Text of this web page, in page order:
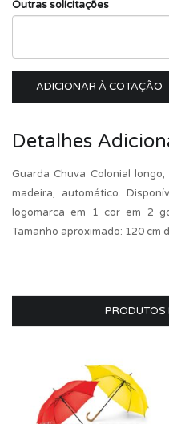
Outras solicitações
ADICIONAR À COTAÇÃO
Detalhes
Guarda Chuva Colonial
madeira, automático.
logomarca em 1 cor em 2
Tamanho aproximado: 120 cm
PRODUTOS